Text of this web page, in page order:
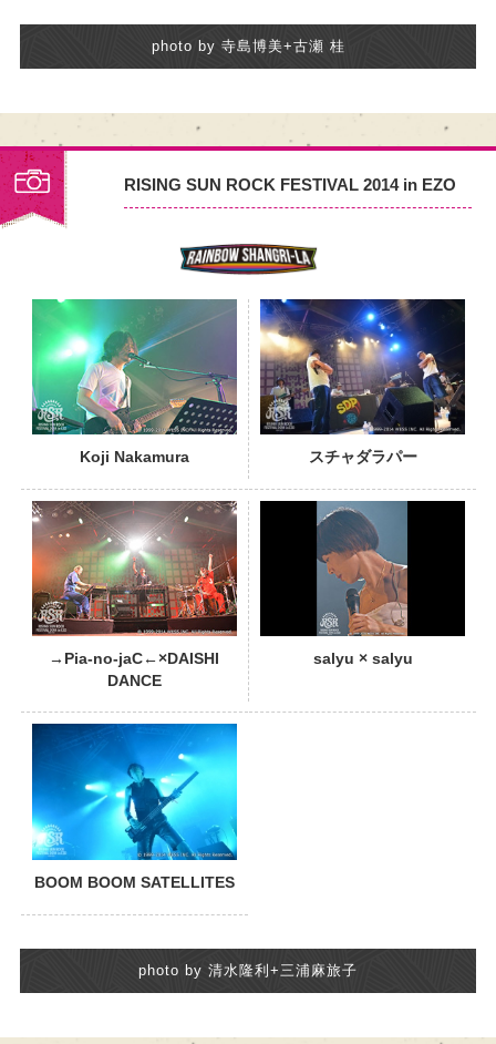
photo by 寺島博美+古瀬 桂
RISING SUN ROCK FESTIVAL 2014 in EZO
Koji Nakamura スチャダラパー
PHOTO
→Pia-no-jaC←×DAISHI
DANCE
salyu × salyu
PHOTO
BOOM BOOM SATELLITES
photo by 清水隆利+三浦麻旅子